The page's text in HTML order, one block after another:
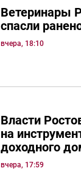
Ветеринары
спасли
вчера, 18:10
Власти
на
доходного
вчера, 17:59